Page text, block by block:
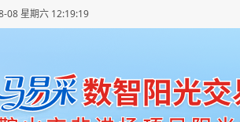
08 星期六 12:19:19